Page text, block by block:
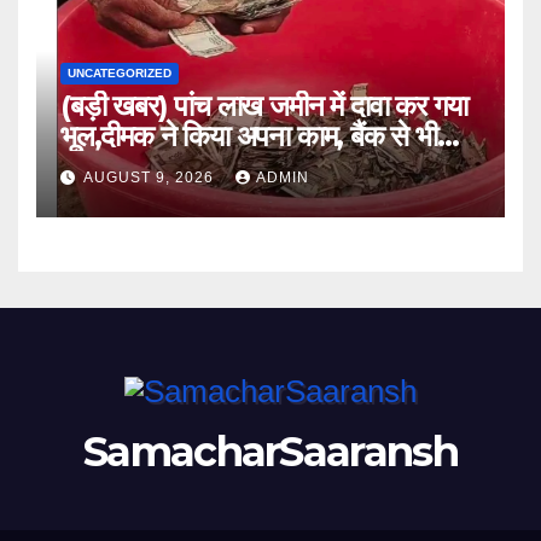
UNCATEGORIZED
(बड़ी खबर) पांच लाख जमीन में दावा कर गया
भूल,दीमक ने किया अपना काम, बैंक से भी
लौटा हताश ।।
AUGUST 9, 2026 ADMIN
SamacharSaaransh